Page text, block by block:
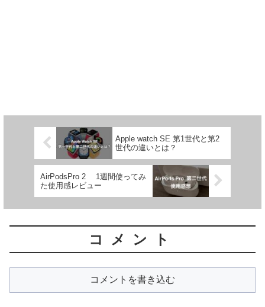
Apple watch SE 第1世代と第2
世代の違いとは？
AirPodsPro 2 1週間使ってみ
た使用感レビュー
コメント
コメントを書き込む